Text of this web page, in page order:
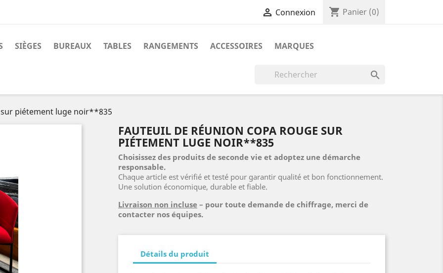
 Connexion shopping_cart Panier (0)
SIÈGES BUREAUX TABLES RANGEMENTS ACCESSOIRES MARQUES

sur piétement luge noir**835
FAUTEUIL DE RÉUNION COPA ROUGE SUR
PIÉTEMENT LUGE NOIR**835
Choisissez des produits de seconde vie et adoptez une démarche
responsable.
Chaque article est vérifié et testé pour garantir qualité et bon fonctionnement.
Une solution économique, durable et fiable.
Livraison non incluse – pour toute demande de chiffrage, merci de
contacter nos équipes.
Détails du produit